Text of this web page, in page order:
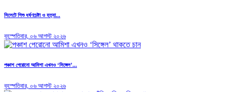
সিলেটে শিশু ধর্ষণচেষ্টা ও হত্যা...
বৃহস্পতিবার, ০৬ আগস্ট ২০২৬
পঞ্চাশ পেরোনো আমিশা এখনও ‘সিঙ্গেল’...
বৃহস্পতিবার, ০৬ আগস্ট ২০২৬